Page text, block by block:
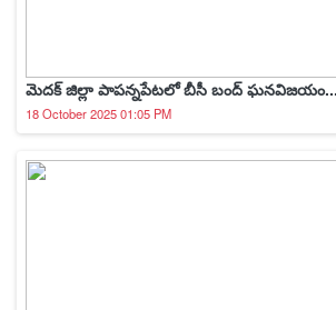
మెదక్ జిల్లా పాపన్నపేటలో బీసీ బంద్ ఘనవిజయం...
18 October 2025 01:05 PM